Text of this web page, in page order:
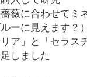
薇に合わせてミ
ーに見えます？
ア」と「セラス
しました